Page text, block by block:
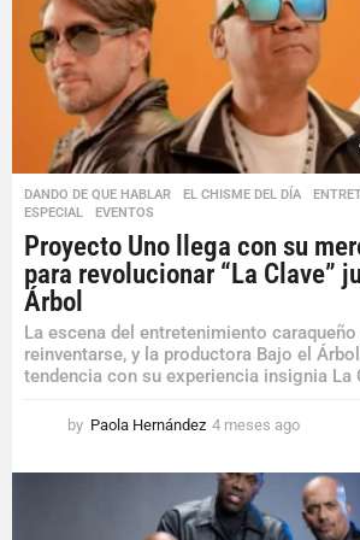
a
g
o
DANDO DE QUE HABLAR ,EL CHISME DEL DÍA ,
ESPECIAL
,EVENTOS
Proyecto Uno llega con su
para revolucionar “La Clave”
Árbol
La escena del entretenimiento
reinventarse, y la productora Bajo el
tendencia con su experiencia insignia La
by Paola Hernández 4 meses ago
e
s
e